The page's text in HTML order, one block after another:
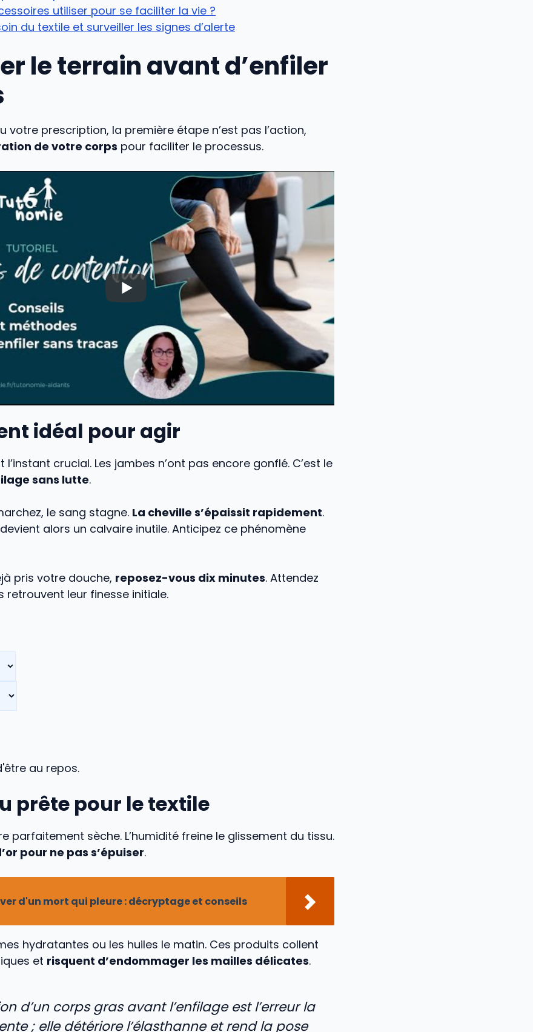
utiliser pour se faciliter la vie ?
du textile et surveiller les signes d’alerte
le terrain avant d’enfiler
votre prescription, la première étape n’est pas l’action,
de votre corps pour faciliter le processus.
idéal pour agir
l’instant crucial. Les jambes n’ont pas encore gonflé. C’est le
sans lutte.
le sang stagne. La cheville s’épaissit rapidement.
alors un calvaire inutile. Anticipez ce phénomène
pris votre douche, reposez-vous dix minutes. Attendez
retrouvent leur finesse initiale.
au repos.
prête pour le textile
parfaitement sèche. L’humidité freine le glissement du tissu.
pour ne pas s’épuiser.
d'un mort qui pleure : décryptage et conseils
hydratantes ou les huiles le matin. Ces produits collent
et risquent d’endommager les mailles délicates.
d’un corps gras avant l’enfilage est l’erreur la
; elle détériore l’élasthanne et rend la pose